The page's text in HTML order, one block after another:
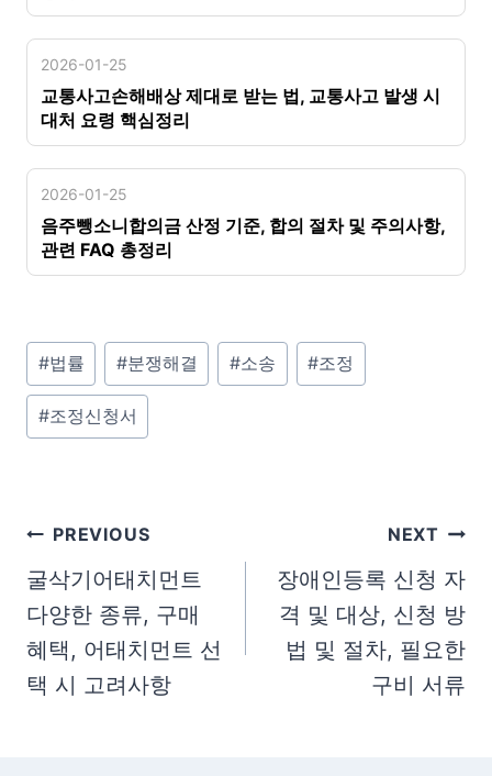
2026-01-25
교통사고손해배상 제대로 받는 법, 교통사고 발생 시
대처 요령 핵심정리
2026-01-25
음주뺑소니합의금 산정 기준, 합의 절차 및 주의사항,
관련 FAQ 총정리
P
o
a
s
#법률 #분쟁해결 #소송 #조정
#조정신청서
글
탐
색
PREVIOUS
굴삭기어태치먼트
다양한 종류, 구매
혜택, 어태치먼트 선
택 시 고려사항
NEXT
장애인등록 신청 자
격 및 대상, 신청 방
법 및 절차, 필요한
구비 서류